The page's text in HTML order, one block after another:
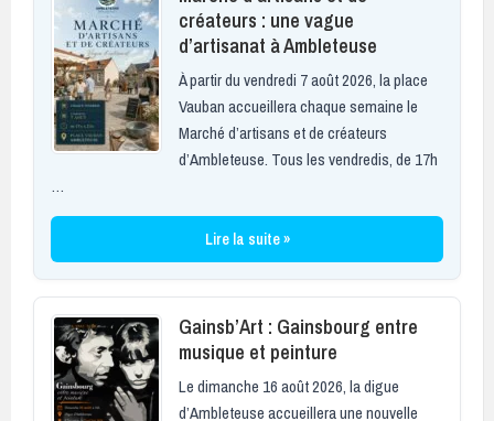
créateurs : une vague
d’artisanat à Ambleteuse
À partir du vendredi 7 août 2026, la place
Vauban accueillera chaque semaine le
Marché d’artisans et de créateurs
d’Ambleteuse. Tous les vendredis, de 17h
…
Lire la suite »
Gainsb’Art : Gainsbourg entre
musique et peinture
Le dimanche 16 août 2026, la digue
d’Ambleteuse accueillera une nouvelle